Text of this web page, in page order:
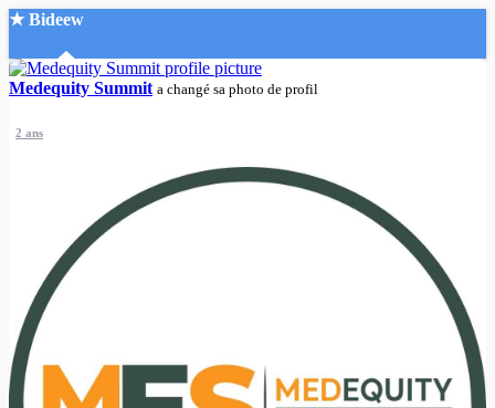
★ Bideew
Accueil
Mon compte
Medequity Summit a changé sa photo de profil
2 ans